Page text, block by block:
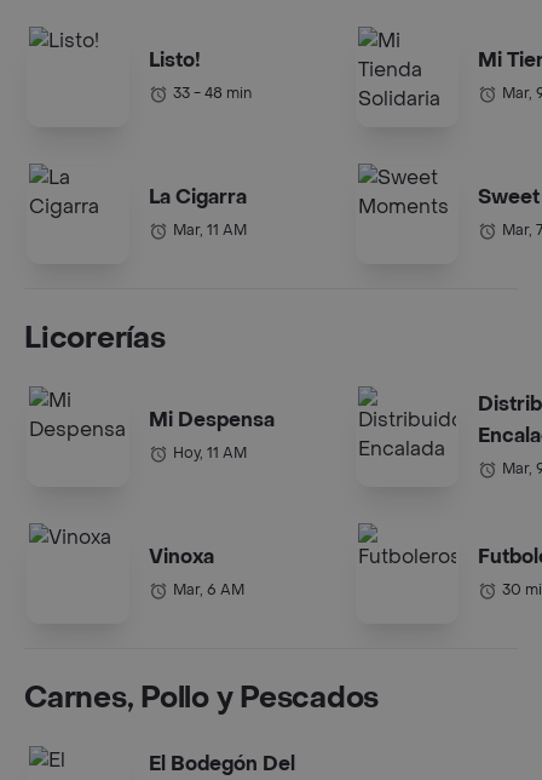
Listo!
33 - 48 min
La Cigarra
Mar, 11 AM
Mi
Mar,
Mar,
Licorerías
Mi Despensa
Hoy, 11 AM
Vinoxa
Mar, 6 AM
Mar,
30
Carnes, Pollo y Pescados
El Bodegón Del